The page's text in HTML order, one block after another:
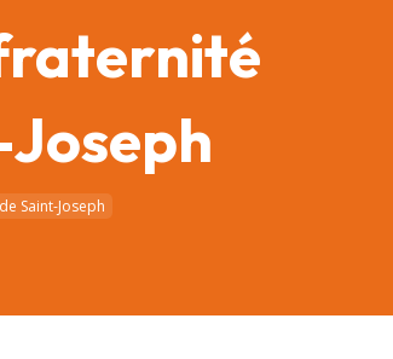
Saint-Joseph